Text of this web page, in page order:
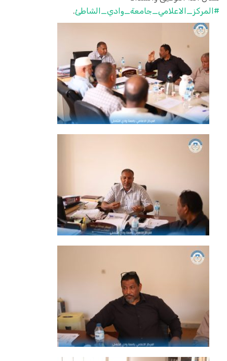
#المركز_الاعلامي_جامعة_وادي_الشاطئ.